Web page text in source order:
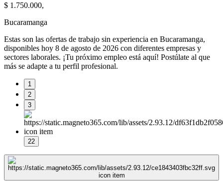
$ 1.750.000,
Bucaramanga
Estas son las ofertas de trabajo sin experiencia en Bucaramanga,
disponibles hoy 8 de agosto de 2026 con diferentes empresas y
sectores laborales. ¡Tu próximo empleo está aquí! Postúlate al que
más se adapte a tu perfil profesional.
1
2
3
22